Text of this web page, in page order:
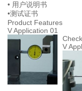
• 用户说明书
•测试证书
Product Features
V Application 01
V